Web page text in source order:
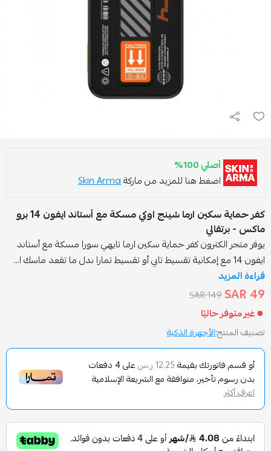
100%
هنا للمزيد من ماركةSkin Arma
كفر حماية سكين ارما شينج اوكي مسكة مع أستاند ايفون 14 برو
كفر حماية سكين ارما تايهي سورا مسكة مع أستاند
149
الأجهزة الذكية
بقيمة 12.25 ر.س على4دفعات
متوافقة مع الشريعة الإسلامية